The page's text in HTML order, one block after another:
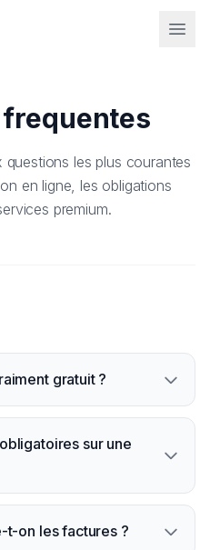
les plus courantes
en ligne, les obligations
premium.
gratuit ?
sur une
t-on les factures ?